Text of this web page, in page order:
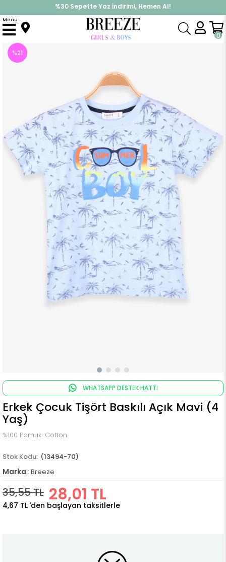
%30 Sepette Yaz İndirimi, Hemen Al!
İndirimlere ek %10 İndirimi Kap, Hemen Üye Ol!
0
Menu
Anasayfa Üst Giyim Tişört Erkek Çocuk Tişört Baskılı Açık Mavi (4 Yaş)
%21
WHATSAPP DESTEK HATTI
Erkek Çocuk Tişört Baskılı Açık Mavi (4
Yaş)
%100 Pamuk-Cotton
(13494-70)
Marka : Breeze
35,55 TL 28,01 TL
4,67 TL 'den başlayan taksitlerle